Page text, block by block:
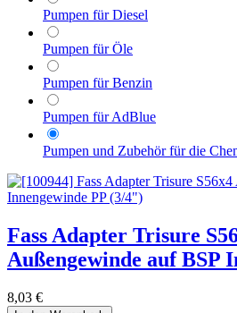
Pumpen für Diesel
Pumpen für Öle
Pumpen für Benzin
Pumpen für AdBlue
Pumpen und Zubehör für die
Fass Adapter Trisure
Außengewinde auf BSP
8,03 €